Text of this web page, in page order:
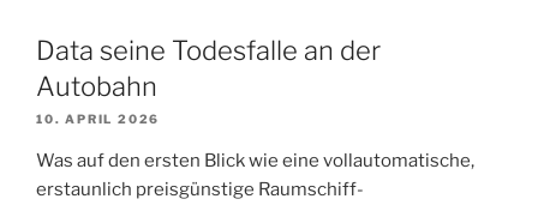
Data seine Todesfalle an der
Autobahn
10. APRIL 2026
Was auf den ersten Blick wie eine vollautomatische,
erstaunlich preisgünstige Raumschiff-